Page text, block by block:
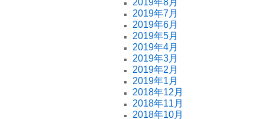
2019年7月
2019年6月
2019年5月
2019年4月
2019年3月
2019年2月
2019年1月
2018年12月
2018年11月
2018年10月